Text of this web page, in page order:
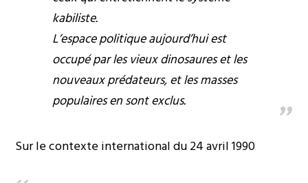
kabiliste.
L’espace politique aujourd’hui est
occupé par les vieux dinosaures et les
nouveaux prédateurs, et les masses
populaires en sont exclus.
Sur le contexte international du 24 avril 1990